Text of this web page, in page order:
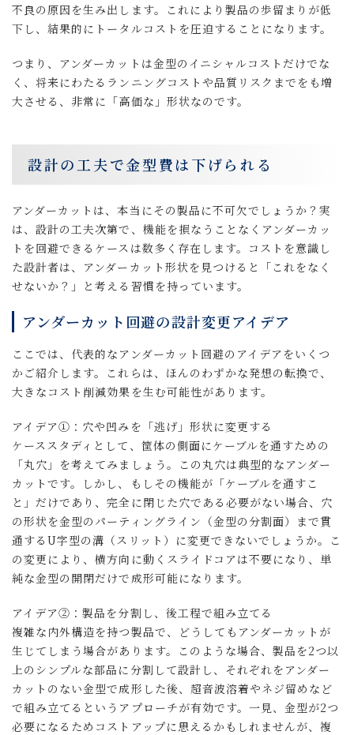
不良の原因を生み出します。これにより製品の歩留まりが低
下し、結果的にトータルコストを圧迫することになります。
つまり、アンダーカットは金型のイニシャルコストだけでな
く、将来にわたるランニングコストや品質リスクまでをも増
大させる、非常に「高価な」形状なのです。
設計の工夫で金型費は下げられる
アンダーカットは、本当にその製品に不可欠でしょうか？実
は、設計の工夫次第で、機能を損なうことなくアンダーカッ
トを回避できるケースは数多く存在します。コストを意識し
た設計者は、アンダーカット形状を見つけると「これをなく
せないか？」と考える習慣を持っています。
アンダーカット回避の設計変更アイデア
ここでは、代表的なアンダーカット回避のアイデアをいくつ
かご紹介します。これらは、ほんのわずかな発想の転換で、
大きなコスト削減効果を生む可能性があります。
アイデア①：穴や凹みを「逃げ」形状に変更する
ケーススタディとして、筐体の側面にケーブルを通すための
「丸穴」を考えてみましょう。この丸穴は典型的なアンダー
カットです。しかし、もしその機能が「ケーブルを通すこ
と」だけであり、完全に閉じた穴である必要がない場合、穴
の形状を金型のパーティングライン（金型の分割面）まで貫
通するU字型の溝（スリット）に変更できないでしょうか。こ
の変更により、横方向に動くスライドコアは不要になり、単
純な金型の開閉だけで成形可能になります。
アイデア②：製品を分割し、後工程で組み立てる
複雑な内外構造を持つ製品で、どうしてもアンダーカットが
生じてしまう場合があります。このような場合、製品を2つ以
上のシンプルな部品に分割して設計し、それぞれをアンダー
カットのない金型で成形した後、超音波溶着やネジ留めなど
で組み立てるというアプローチが有効です。一見、金型が2つ
必要になるためコストアップに思えるかもしれませんが、複